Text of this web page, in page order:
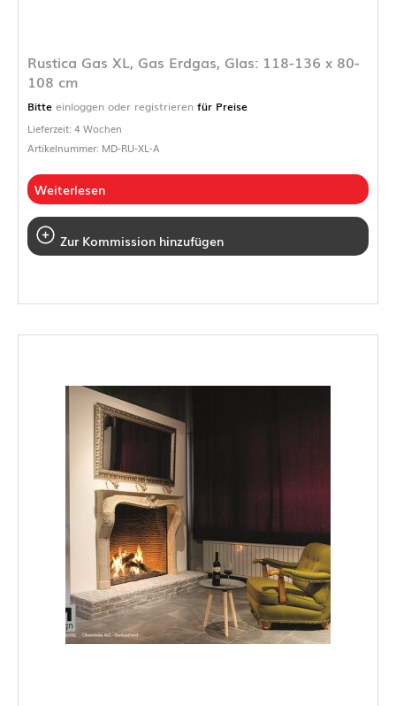
Rustica Gas XL, Gas Erdgas, Glas: 118-136 x 80-
108 cm
Bitte einloggen oder registrieren für Preise
Lieferzeit: 4 Wochen
Artikelnummer: MD-RU-XL-A
Weiterlesen
Zur Kommission hinzufügen